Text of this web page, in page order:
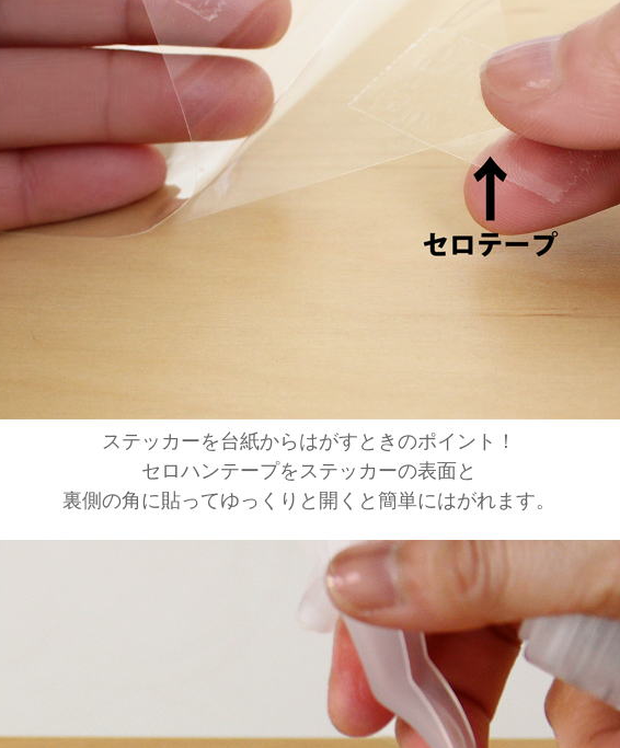
ステッカーを台紙からはがすときのポイント！
セロハンテープをステッカーの表面と
裏側の角に貼ってゆっくりと開くと簡単にはがれます。